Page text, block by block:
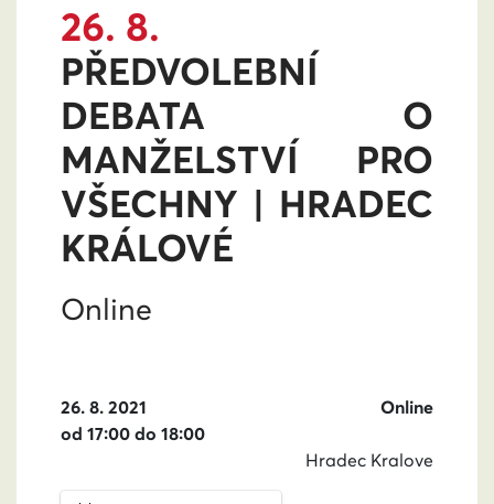
26. 8.
PŘEDVOLEBNÍ
DEBATA O
MANŽELSTVÍ PRO
VŠECHNY | HRADEC
KRÁLOVÉ
Online
26. 8. 2021
od 17:00 do 18:00
Online
Hradec Kralove